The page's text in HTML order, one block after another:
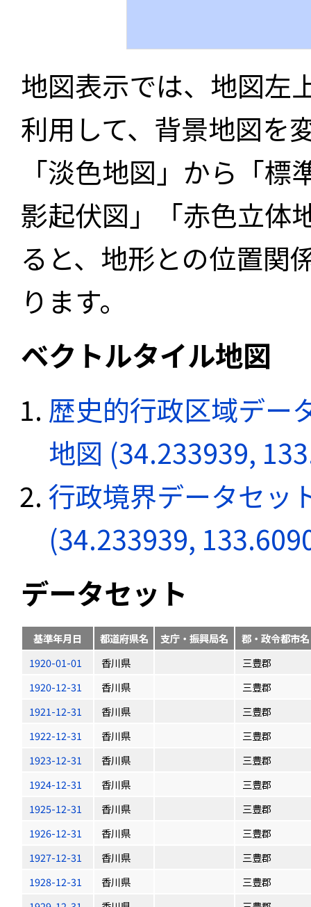
地図表示では、地図左
利用して、背景地図を
「淡色地図」から「
影起伏図」「赤色立体
ると、地形との位置関
ります。
ベクトルタイル地図
歴史的行政区域デー
地図 (34.233939,
行政境界データセッ
(34.233939,
データセット
基準年月日 都道府県名 支庁・振興局名
郡・政令都市名
1920-01-01
香川県
三豊郡
1920-12-31
香川県
三豊郡
1921-12-31
香川県
三豊郡
1922-12-31
香川県
三豊郡
1923-12-31
香川県
三豊郡
1924-12-31
香川県
三豊郡
1925-12-31
香川県
三豊郡
1926-12-31
香川県
三豊郡
1927-12-31
香川県
三豊郡
1928-12-31
香川県
三豊郡